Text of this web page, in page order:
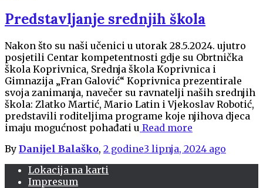
Predstavljanje srednjih škola
Nakon što su naši učenici u utorak 28.5.2024. ujutro
posjetili Centar kompetentnosti gdje su Obrtnička
škola Koprivnica, Srednja škola Koprivnica i
Gimnazija „Fran Galović“ Koprivnica prezentirale
svoja zanimanja, navečer su ravnatelji naših srednjih
škola: Zlatko Martić, Mario Latin i Vjekoslav Robotić,
predstavili roditeljima programe koje njihova djeca
imaju mogućnost pohađati u Read more
By Danijel Balaško, 2 godine3 lipnja, 2024 ago
Lokacija na karti
Impresum